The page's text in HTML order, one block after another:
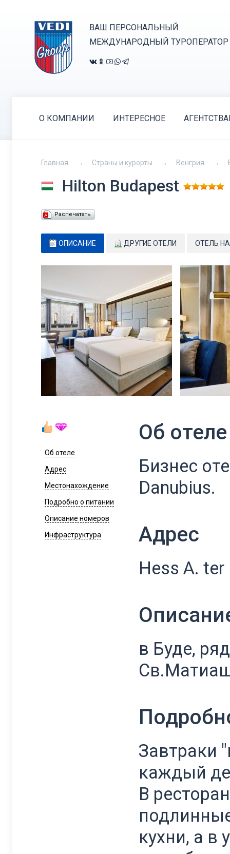
ВАШ ПЕРСОНАЛЬНЫЙ
МЕЖДУНАРОДНЫЙ ТУРОПЕРАТОР
О КОМПАНИИ ИНТЕРЕСНОЕ
Главная Страны и курорты Венгрия
Hilton Budapest
Распечатать
ОПИСАНИЕ ДРУГИЕ ОТЕЛИ ОТЕЛЬ
Об отеле
Адрес
Местонахождение
Подробно о питании
Описание номеров
Инфраструктура
Об отеле
Бизнес
Danubius.
Адрес
Hess A.
в Буде,
Завтраки
каждый
В
кухни, а